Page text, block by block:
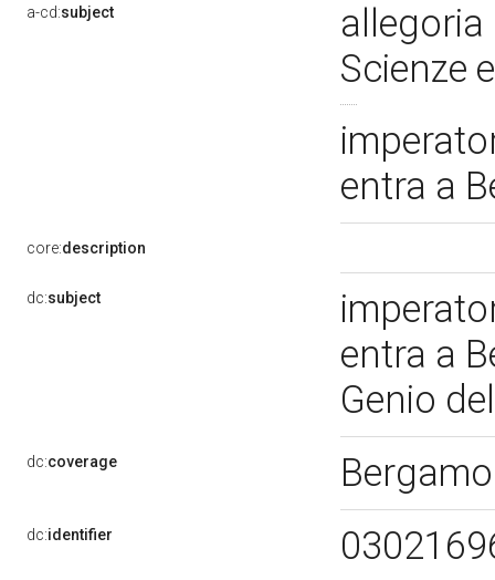
a-cd:subject
allegoria
Scienze
entra a
core:description
dc:subject
entra a
Genio
dc:coverage
dc:identifier